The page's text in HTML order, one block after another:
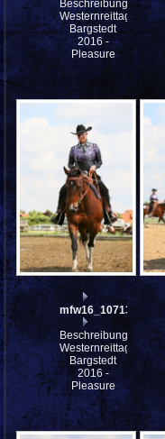
Beschreibung:
Westernreittage
Bargstedt
2016 -
Pleasure
mfw16_107133ww
Beschreibung:
Westernreittage
Bargstedt
2016 -
Pleasure